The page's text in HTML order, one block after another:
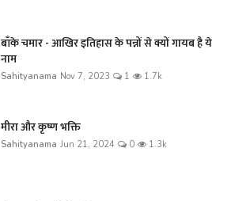
बाँके चमार - आखिर इतिहास के पन्नों से क्यों गायब है ये
नाम
Sahityanama Nov 7, 2023 1 1.7k
मीरा और कृष्ण भक्ति
Sahityanama Jun 21, 2024 0 1.3k